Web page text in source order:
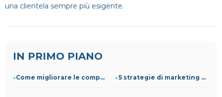
una clientela sempre più esigente.
IN PRIMO PIANO
Come migliorare le competenze cliniche grazie alla formazion 5 strategie di marketing per studi dentistici